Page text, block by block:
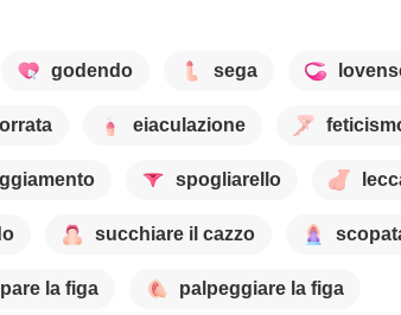
godendo sega
eiaculazione
spogliarello
succhiare il cazzo
la figa palpeggiare la figa